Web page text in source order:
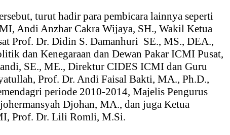
turut hadir para pembicara lainnya seperti
Andi Anzhar Cakra Wijaya, SH., Wakil Ketua
Prof. Dr. Didin S. Damanhuri SE., MS., DEA.,
dan Kenegaraan dan Dewan Pakar ICMI Pusat,
SE., ME., Direktur CIDES ICMI dan Guru
Prof. Dr. Andi Faisal Bakti, MA., Ph.D.,
periode 2010-2014, Majelis Pengurus
Djohan, MA., dan juga Ketua
Prof. Dr. Lili Romli, M.Si.